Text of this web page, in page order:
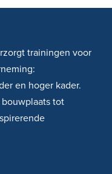
trainingen voor
en hoger kader.
tot